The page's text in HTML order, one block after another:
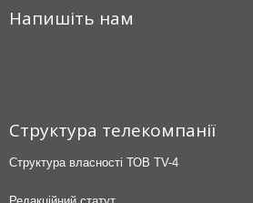
Напишіть нам
Структура телекомпанії
Структура власності ТОВ TV-4